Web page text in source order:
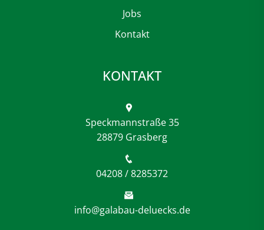
Jobs
Kontakt
KONTAKT
Speckmannstraße 35
28879 Grasberg
04208 / 8285372
info@galabau-deluecks.de